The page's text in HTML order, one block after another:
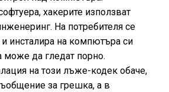
хакерите използват
На потребителя се
инсталира на компютъра си
може да гледат порно.
на този лъже-кодек обаче,
за грешка, а в